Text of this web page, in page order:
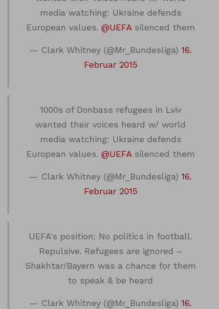
media watching: Ukraine defends
European values. @UEFAsilenced them
— Clark Whitney (@Mr_Bundesliga) 16.
Februar 2015
1000s of Donbass refugees in Lviv
wanted their voices heard w/ world
media watching: Ukraine defends
European values. @UEFAsilenced them
— Clark Whitney (@Mr_Bundesliga) 16.
Februar 2015
UEFA's position: No politics in football.
Repulsive. Refugees are ignored –
Shakhtar/Bayern was a chance for them
to speak & be heard
— Clark Whitney (@Mr_Bundesliga) 16.